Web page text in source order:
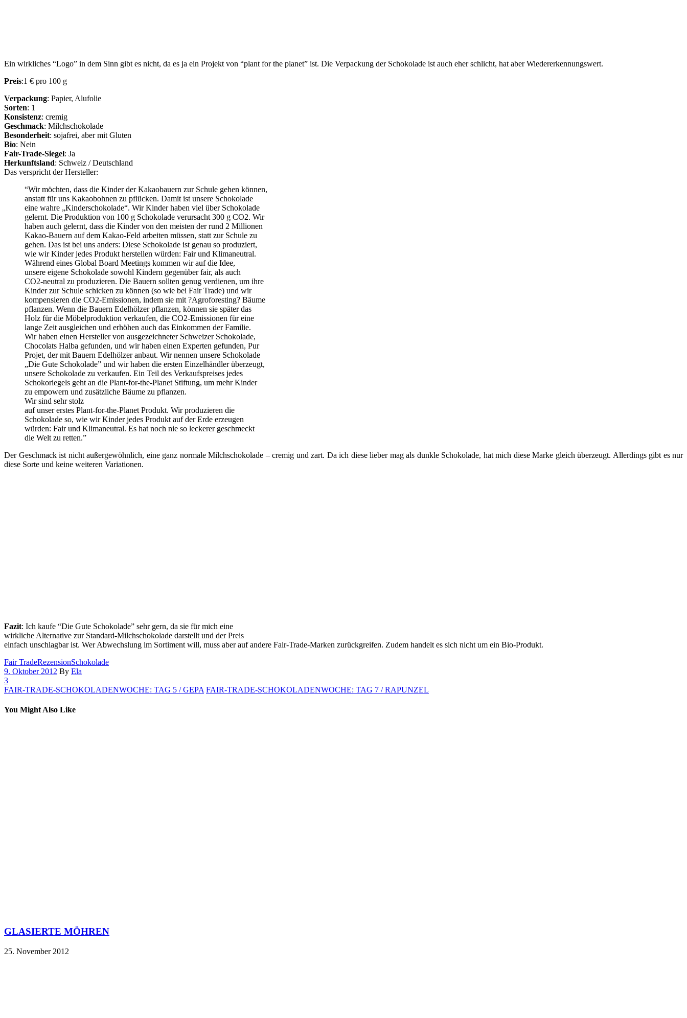
Ein wirkliches “Logo” in dem Sinn gibt es nicht, da es ja ein Projekt von “plant for the planet” ist. Die Verpackung der Schokolade ist auch eher schlicht, hat aber Wiedererkennungswert.
Preis:1 € pro 100 g
Verpackung: Papier, Alufolie
Sorten: 1
Konsistenz: cremig
Geschmack: Milchschokolade
Besonderheit: sojafrei, aber mit Gluten
Bio: Nein
Fair-Trade-Siegel: Ja
Herkunftsland: Schweiz / Deutschland
Das verspricht der Hersteller:
“Wir möchten, dass die Kinder der Kakaobauern zur Schule gehen können,
anstatt für uns Kakaobohnen zu pflücken. Damit ist unsere Schokolade
eine wahre „Kinderschokolade“. Wir Kinder haben viel über Schokolade
gelernt. Die Produktion von 100 g Schokolade verursacht 300 g CO2. Wir
haben auch gelernt, dass die Kinder von den meisten der rund 2 Millionen
Kakao-Bauern auf dem Kakao-Feld arbeiten müssen, statt zur Schule zu
gehen. Das ist bei uns anders: Diese Schokolade ist genau so produziert,
wie wir Kinder jedes Produkt herstellen würden: Fair und Klimaneutral.
Während eines Global Board Meetings kommen wir auf die Idee,
unsere eigene Schokolade sowohl Kindern gegenüber fair, als auch
CO2-neutral zu produzieren. Die Bauern sollten genug verdienen, um ihre
Kinder zur Schule schicken zu können (so wie bei Fair Trade) und wir
kompensieren die CO2-Emissionen, indem sie mit ?Agroforesting? Bäume
pflanzen. Wenn die Bauern Edelhölzer pflanzen, können sie später das
Holz für die Möbelproduktion verkaufen, die CO2-Emissionen für eine
lange Zeit ausgleichen und erhöhen auch das Einkommen der Familie.
Wir haben einen Hersteller von ausgezeichneter Schweizer Schokolade,
Chocolats Halba gefunden, und wir haben einen Experten gefunden, Pur
Projet, der mit Bauern Edelhölzer anbaut. Wir nennen unsere Schokolade
„Die Gute Schokolade” und wir haben die ersten Einzelhändler überzeugt,
unsere Schokolade zu verkaufen. Ein Teil des Verkaufspreises jedes
Schokoriegels geht an die Plant-for-the-Planet Stiftung, um mehr Kinder
zu empowern und zusätzliche Bäume zu pflanzen.
Wir sind sehr stolz
auf unser erstes Plant-for-the-Planet Produkt. Wir produzieren die
Schokolade so, wie wir Kinder jedes Produkt auf der Erde erzeugen
würden: Fair und Klimaneutral. Es hat noch nie so leckerer geschmeckt
die Welt zu retten.”
Der Geschmack ist nicht außergewöhnlich, eine ganz normale Milchschokolade – cremig und zart. Da ich diese lieber mag als dunkle Schokolade, hat mich diese Marke gleich überzeugt. Allerdings gibt es nur
diese Sorte und keine weiteren Variationen.
Fazit: Ich kaufe “Die Gute Schokolade” sehr gern, da sie für mich eine
wirkliche Alternative zur Standard-Milchschokolade darstellt und der Preis
einfach unschlagbar ist. Wer Abwechslung im Sortiment will, muss aber auf andere Fair-Trade-Marken zurückgreifen. Zudem handelt es sich nicht um ein Bio-Produkt.
Fair TradeRezensionSchokolade
9. Oktober 2012 By Ela
3
FAIR-TRADE-SCHOKOLADENWOCHE: TAG 5 / GEPA FAIR-TRADE-SCHOKOLADENWOCHE: TAG 7 / RAPUNZEL
You Might Also Like
GLASIERTE MÖHREN
25. November 2012